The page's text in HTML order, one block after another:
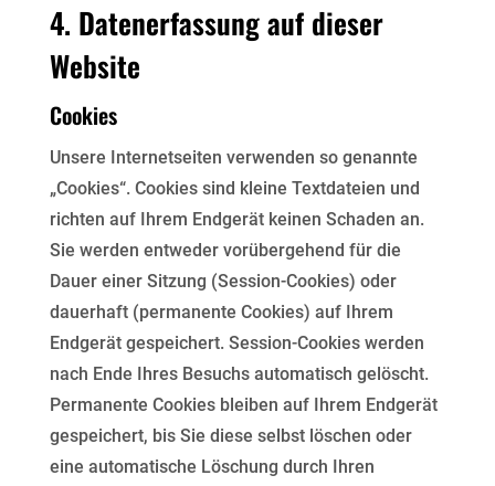
4. Datenerfassung auf dieser
Website
Cookies
Unsere Internetseiten verwenden so genannte
„Cookies“. Cookies sind kleine Textdateien und
richten auf Ihrem Endgerät keinen Schaden an.
Sie werden entweder vorübergehend für die
Dauer einer Sitzung (Session-Cookies) oder
dauerhaft (permanente Cookies) auf Ihrem
Endgerät gespeichert. Session-Cookies werden
nach Ende Ihres Besuchs automatisch gelöscht.
Permanente Cookies bleiben auf Ihrem Endgerät
gespeichert, bis Sie diese selbst löschen oder
eine automatische Löschung durch Ihren